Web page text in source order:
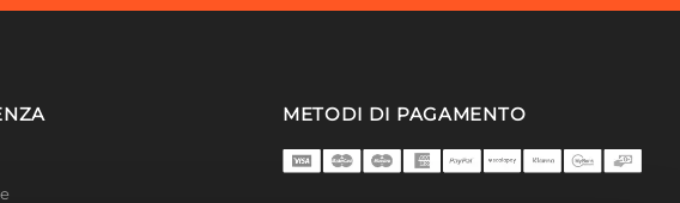
METODI DI PAGAMENTO